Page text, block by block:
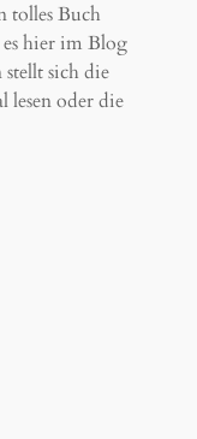
tolles Buch
es hier im Blog
sich die
lesen oder die